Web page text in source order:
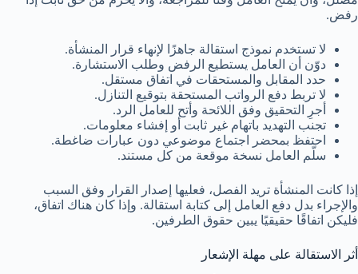
رفض.
لا تستخدم نموذج استقالة جاهزًا لإنهاء قرار المنشأة.
دوّن أن العامل يستطيع الرفض وطلب الاستشارة.
حدد المقابل والمستحقات في اتفاق مستقل.
لا تربط دفع الرواتب المستحقة بتوقيع التنازل.
أجرِ التحقيق وفق اللائحة وأتح للعامل الرد.
تجنب التهديد باتهام غير ثابت أو إفشاء معلومات.
احتفظ بمحضر اجتماع موضوعي دون عبارات ضاغطة.
سلّم العامل نسخة موقعة من كل مستند.
إذا كانت المنشأة تريد الفصل، فعليها إصدار القرار وفق السبب
والإجراء بدل دفع العامل إلى كتابة استقالة. وإذا كان هناك اتفاق،
فليكن اتفاقًا حقيقيًا يبين حقوق الطرفين.
أثر الاستقالة على مهلة الإشعار